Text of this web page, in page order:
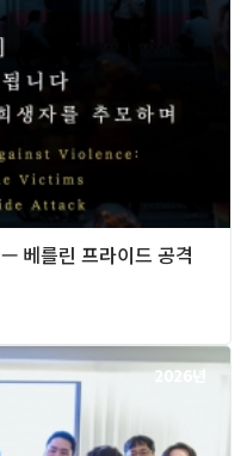
베를린 프라이드 공격
2026년